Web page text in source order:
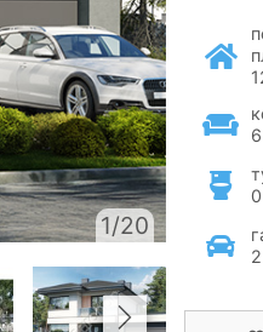
1/20
6
0
2